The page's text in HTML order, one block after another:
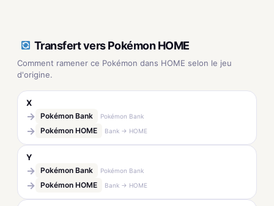
Transfert vers Pokémon HOME
Comment ramener ce Pokémon dans HOME selon le jeu
d'origine.
X
→ Pokémon Bank Pokémon Bank
→ Pokémon HOME Bank → HOME
Y
→ Pokémon Bank Pokémon Bank
→ Pokémon HOME Bank → HOME